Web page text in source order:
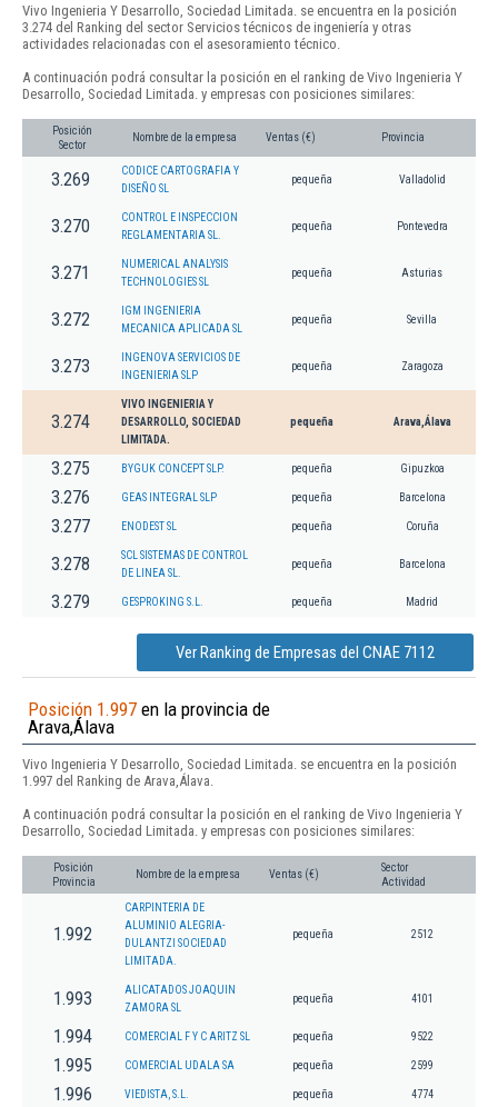
Vivo Ingenieria Y Desarrollo, Sociedad Limitada. se encuentra en la posición
3.274 del Ranking del sector Servicios técnicos de ingeniería y otras
actividades relacionadas con el asesoramiento técnico.
A continuación podrá consultar la posición en el ranking de Vivo Ingenieria Y
Desarrollo, Sociedad Limitada. y empresas con posiciones similares:
Posición
Sector
Nombre de la empresa Ventas (€) Provincia
3.269
CODICE CARTOGRAFIA Y
DISEÑO SL
pequeña Valladolid
3.270
CONTROL E INSPECCION
REGLAMENTARIA SL.
pequeña Pontevedra
3.271
NUMERICAL ANALYSIS
TECHNOLOGIES SL
pequeña Asturias
3.272
IGM INGENIERIA
MECANICA APLICADA SL
pequeña Sevilla
3.273
INGENOVA SERVICIOS DE
INGENIERIA SLP
pequeña Zaragoza
3.274
VIVO INGENIERIA Y
DESARROLLO, SOCIEDAD
LIMITADA.
pequeña Arava,Álava
3.275 BYGUK CONCEPT SLP. pequeña Gipuzkoa
3.276 GEAS INTEGRAL SLP pequeña Barcelona
3.277 ENODEST SL pequeña Coruña
3.278
SCL SISTEMAS DE CONTROL
DE LINEA SL.
pequeña Barcelona
3.279 GESPROKING S.L. pequeña Madrid
Ver Ranking de Empresas del CNAE 7112
Posición 1.997 en la provincia de
Arava,Álava
Vivo Ingenieria Y Desarrollo, Sociedad Limitada. se encuentra en la posición
1.997 del Ranking de Arava,Álava.
A continuación podrá consultar la posición en el ranking de Vivo Ingenieria Y
Desarrollo, Sociedad Limitada. y empresas con posiciones similares:
Posición
Provincia
Nombre de la empresa Ventas (€)
Sector
Actividad
1.992
CARPINTERIA DE
ALUMINIO ALEGRIA-
DULANTZI SOCIEDAD
LIMITADA.
pequeña 2512
1.993
ALICATADOS JOAQUIN
ZAMORA SL
pequeña 4101
1.994 COMERCIAL F Y C ARITZ SL pequeña 9522
1.995 COMERCIAL UDALA SA pequeña 2599
1.996 VIEDISTA, S.L. pequeña 4774